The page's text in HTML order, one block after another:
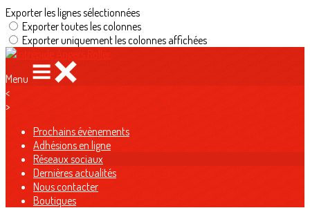
Exporter les lignes sélectionnées
Exporter toutes les colonnes
Exporter uniquement les colonnes affichées
Menu
<
>
Prochains évènements
Adhésions en ligne
Réseaux sociaux
Dernières actualités
Nous contacter
Boutiques